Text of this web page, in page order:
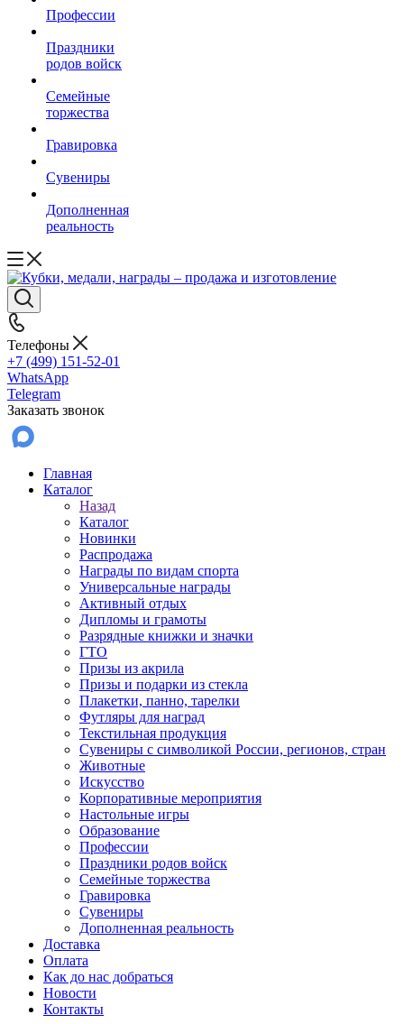
Профессии
Праздники
родов войск
Семейные
торжества
Гравировка
Сувениры
Дополненная
реальность
Телефоны
+7 (499) 151-52-01
WhatsApp
Telegram
Заказать звонок
Главная
Каталог
Назад
Каталог
Новинки
Распродажа
Награды по видам спорта
Универсальные награды
Активный отдых
Дипломы и грамоты
Разрядные книжки и значки
ГТО
Призы из акрила
Призы и подарки из стекла
Плакетки, панно, тарелки
Футляры для наград
Текстильная продукция
Сувениры с символикой России, регионов, стран
Животные
Искусство
Корпоративные мероприятия
Настольные игры
Образование
Профессии
Праздники родов войск
Семейные торжества
Гравировка
Сувениры
Дополненная реальность
Доставка
Оплата
Как до нас добраться
Новости
Контакты